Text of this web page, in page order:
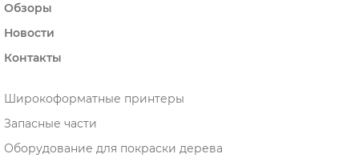
Обзоры
Новости
Контакты
Широкоформатные принтеры
Запасные части
Оборудование для покраски дерева